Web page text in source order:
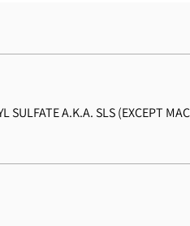
SULFATE A.K.A. SLS (EXCEPT